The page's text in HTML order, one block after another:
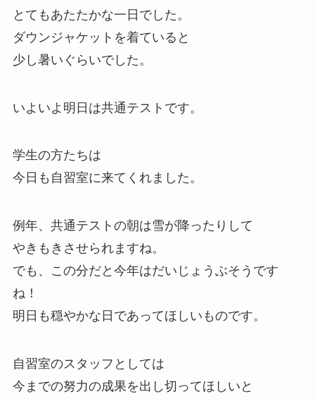
とてもあたたかな一日でした。
ダウンジャケットを着ていると
少し暑いぐらいでした。
いよいよ明日は共通テストです。
学生の方たちは
今日も自習室に来てくれました。
例年、共通テストの朝は雪が降ったりして
やきもきさせられますね。
でも、この分だと今年はだいじょうぶそうです
ね！
明日も穏やかな日であってほしいものです。
自習室のスタッフとしては
今までの努力の成果を出し切ってほしいと